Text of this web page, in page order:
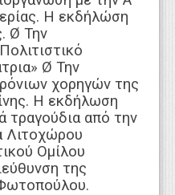
Η εκδήλώση
Ø Την
Ø Την
χορηγών της
Η εκδήλωση
τραγούδια από την
Λιτοχώρου
Ομίλου
της